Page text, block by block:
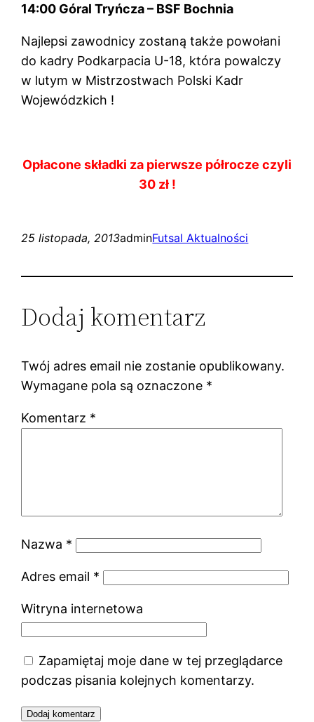
14:00 Góral Tryńcza – BSF Bochnia
Najlepsi zawodnicy zostaną także powołani
do kadry Podkarpacia U-18, która powalczy
w lutym w Mistrzostwach Polski Kadr
Wojewódzkich !
Opłacone składki za pierwsze półrocze czyli
30 zł !
25 listopada, 2013adminFutsal Aktualności
Dodaj komentarz
Twój adres email nie zostanie opublikowany.
Wymagane pola są oznaczone *
Komentarz *
Nazwa *
Adres email *
Witryna internetowa
Zapamiętaj moje dane w tej przeglądarce
podczas pisania kolejnych komentarzy.